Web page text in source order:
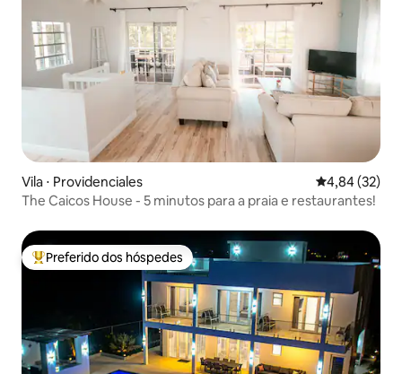
Vila ⋅ Providenciales 4,84 de uma
4,84 (32)
The Caicos House - 5 minutos para a praia e restaurantes!
Entre os melhores preferidos dos hóspedes
Preferido dos hóspedes